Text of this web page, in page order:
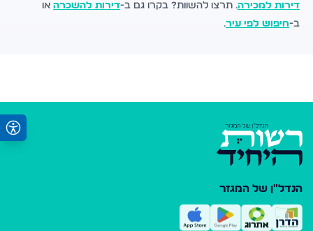
דירות למכירה. תרצו להשוות? בקרו גם ב-דירות להשכרה או
ב-חיפוש לפי עיר.
הנדל"ן של המגזר